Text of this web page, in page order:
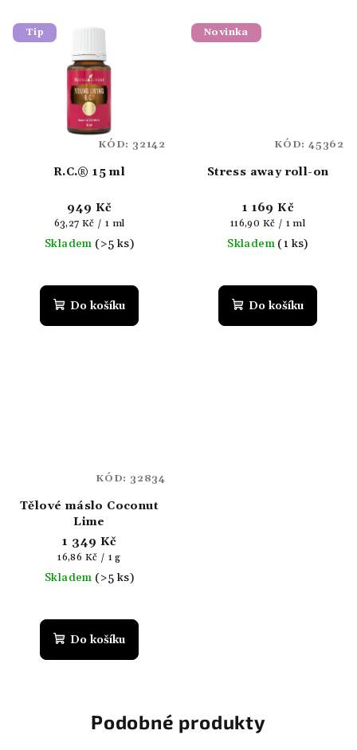
hvězdiček.
Tip
R.C.® 15 ml
949 Kč
Měrná
cena:
63,27 Kč / 1 ml
Skladem (>5 ks)
Do košíku
KÓD: 32142
Novinka
Stress away roll-on
1 169 Kč
Měrná
cena:
116,90 Kč / 1 ml
Skladem (1 ks)
Do košíku
KÓD: 45362
Tělové máslo Coconut
Lime
1 349 Kč
Měrná
cena:
16,86 Kč / 1 g
Skladem (>5 ks)
Do košíku
KÓD: 32834
Podobné produkty